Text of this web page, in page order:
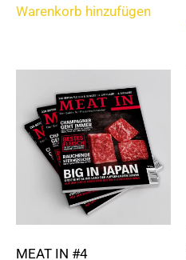
Warenkorb hinzufügen
MEAT IN #4